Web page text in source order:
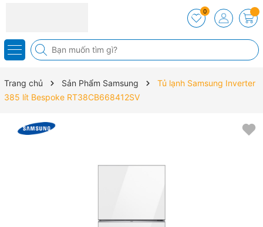
0
Trang chủ Sản Phẩm Samsung
Tủ lạnh Samsung Inverter
385 lít Bespoke RT38CB668412SV